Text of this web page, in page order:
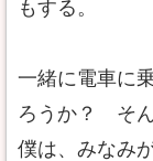
もする。
一緒に電車に
ろうか？ そん
僕は、みなみ